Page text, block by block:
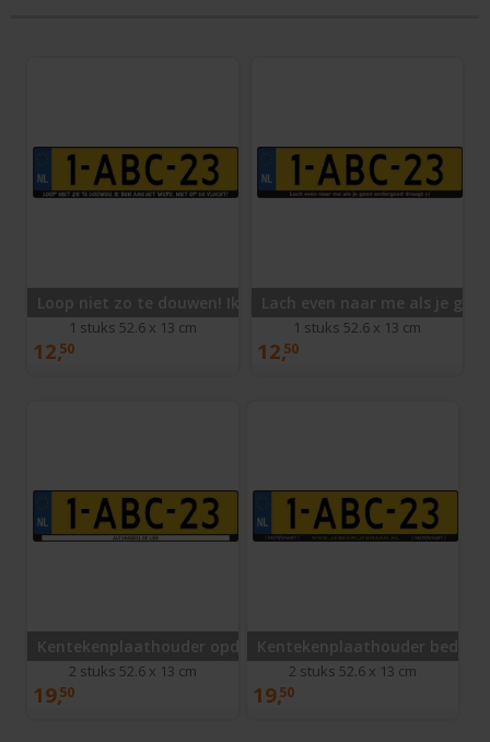
Loop niet zo te douwen! Ik ben aan het werk, niet op de
1 stuks 52.6 x 13 cm
12,50
Lach even naar me als je
1 stuks 52.6 x 13 cm
12,50
Kentekenplaathouder opdruk voorbeeld
2 stuks 52.6 x 13 cm
19,50
Kentekenplaathouder
2 stuks 52.6 x 13 cm
19,50